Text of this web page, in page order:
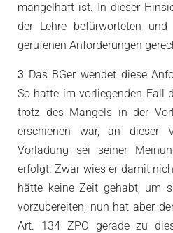
mangelhaft ist. In dieser
der Lehre befürworteten
gerufenen Anforderungen
3 Das BGer wendet diese
So hatte im vorliegenden Fall
trotz des Mangels in der
erschienen war, an dieser
Vorladung sei seiner
erfolgt. Zwar wies er damit
hätte keine Zeit gehabt, um
vorzubereiten; nun hat aber
Art. 134 ZPO gerade zu